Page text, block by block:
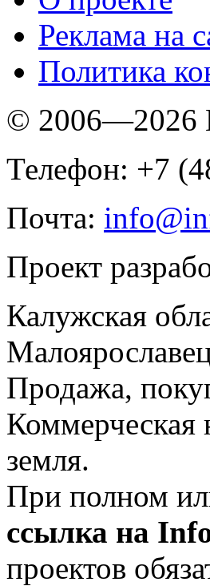
Реклама на
Политика
© 2006—2026
Телефон: +7
Почта:
Проект
Калужская
Продажа,
Коммерческая
земля.
При полном
ссылка на
проектов